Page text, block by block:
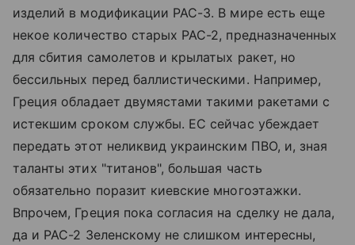
изделий в модификации PAC-3. В мире есть еще
некое количество старых PAC-2, предназначенных
для сбития самолетов и крылатых ракет, но
бессильных перед баллистическими. Например,
Греция обладает двумястами такими ракетами с
истекшим сроком службы. ЕС сейчас убеждает
передать этот неликвид украинским ПВО, и, зная
таланты этих "титанов", большая часть
обязательно поразит киевские многоэтажки.
Впрочем, Греция пока согласия на сделку не дала,
да и PAC-2 Зеленскому не слишком интересны,